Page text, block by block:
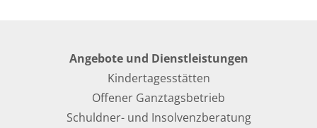
Angebote und Dienstleistungen
Kindertagesstätten
Offener Ganztagsbetrieb
Schuldner- und Insolvenzberatung